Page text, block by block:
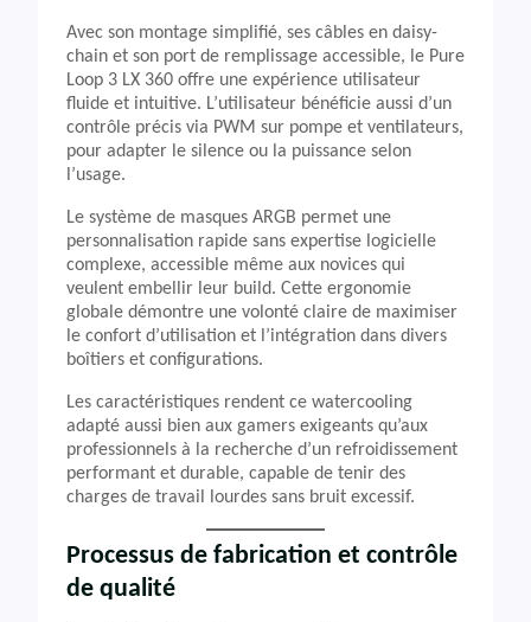
Avec son montage simplifié, ses câbles en daisy-
chain et son port de remplissage accessible, le Pure
Loop 3 LX 360 offre une expérience utilisateur
fluide et intuitive. L’utilisateur bénéficie aussi d’un
contrôle précis via PWM sur pompe et ventilateurs,
pour adapter le silence ou la puissance selon
l’usage.
Le système de masques ARGB permet une
personnalisation rapide sans expertise logicielle
complexe, accessible même aux novices qui
veulent embellir leur build. Cette ergonomie
globale démontre une volonté claire de maximiser
le confort d’utilisation et l’intégration dans divers
boîtiers et configurations.
Les caractéristiques rendent ce watercooling
adapté aussi bien aux gamers exigeants qu’aux
professionnels à la recherche d’un refroidissement
performant et durable, capable de tenir des
charges de travail lourdes sans bruit excessif.
Processus de fabrication et contrôle
de qualité